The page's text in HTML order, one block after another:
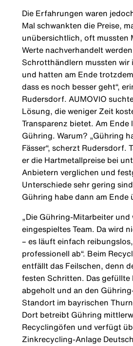
Die Erfahrungen waren
Mal schwankten die Preise,
unübersichtlich, oft mussten
Werte nachverhandelt
Schrotthändlern mussten wir
und hatten am Ende
dass es noch besser geht“,
Rudersdorf. AUMOVIO
Lösung, die weniger Zeit
Transparenz bietet. Am Ende
Gühring. Warum? „Gühring
Fässer“, scherzt Rudersdorf.
er die Hartmetallpreise bei
Anbietern verglichen und
Unterschiede sehr gering
Gühring habe dann am Ende
„Die Gühring-Mitarbeiter und
eingespieltes Team. Da wird
– es läuft einfach
professionell ab“. Beim
entfällt das Feilschen, denn
festen Schritten. Das gefüllte
abgeholt und an den
Standort im bayrischen
Dort betreibt Gühring
Recyclingöfen und verfügt
Zinkrecycling-Anlage